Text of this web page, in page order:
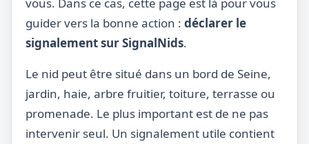
guider vers la bonne action : déclarer le
signalement sur SignalNids.
Le nid peut être situé dans un bord de Seine,
jardin, haie, arbre fruitier, toiture, terrasse ou
promenade. Le plus important est de ne pas
intervenir seul. Un signalement utile contient